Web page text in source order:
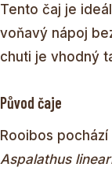
Tento čaj je
voňavý nápoj
chuti je vhodný
Původ čaje
Rooibos
Aspalathus